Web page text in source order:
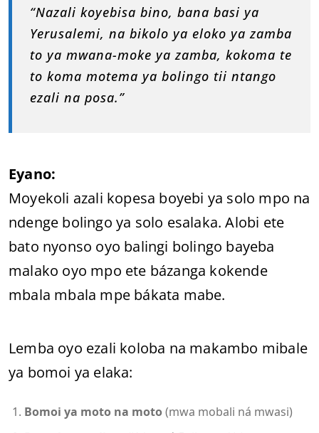
“Nazali koyebisa bino, bana basi ya
Yerusalemi, na bikolo ya eloko ya zamba
to ya mwana-moke ya zamba, kokoma te
to koma motema ya bolingo tii ntango
ezali na posa.”
Eyano:
Moyekoli azali kopesa boyebi ya solo mpo na
ndenge bolingo ya solo esalaka. Alobi ete
bato nyonso oyo balingi bolingo bayeba
malako oyo mpo ete bázanga kokende
mbala mbala mpe bákata mabe.
Lemba oyo ezali koloba na makambo mibale
ya bomoi ya elaka:
Bomoi ya moto na moto (mwa mobali ná mwasi)